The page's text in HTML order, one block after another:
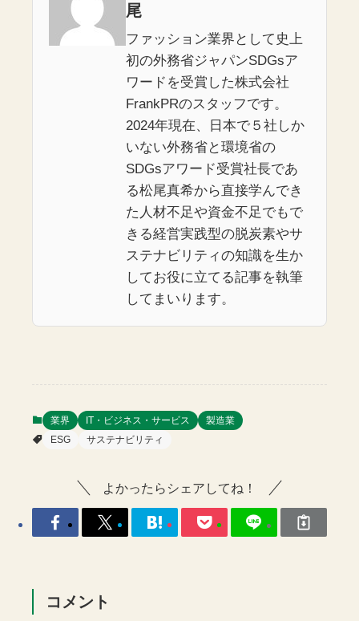
尾
ファッション業界として史上
初の外務省ジャパンSDGsア
ワードを受賞した株式会社
FrankPRのスタッフです。
2024年現在、日本で５社しか
いない外務省と環境省の
SDGsアワード受賞社長であ
る松尾真希から直接学んでき
た人材不足や資金不足でもで
きる経営実践型の脱炭素やサ
ステナビリティの知識を生か
してお役に立てる記事を執筆
してまいります。
業界 IT・ビジネス・サービス
製造業
ESG
サステナビリティ
よかったらシェアしてね！
コメント